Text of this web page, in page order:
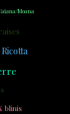
Moana
Ricotta
blinis